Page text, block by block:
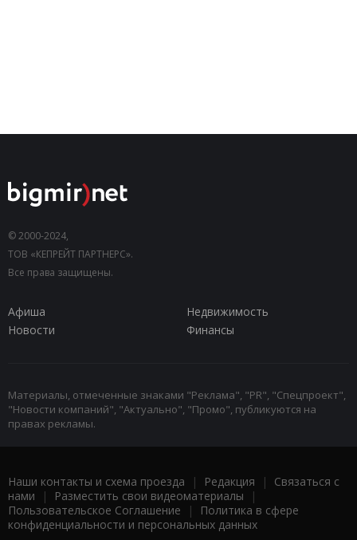
© 2000-2024,
ТОВ «КЕПРЕЙТ ПАРТНЕРС».
Все права защищены.
Афиша
Недвижимость
Новости
Финансы
Материалы, отмеченные знаками "Реклама", "PR", "Спецпроект",
"Новости компаний", "Актуально", "Промо", публикуются на
правах рекламы.
Наши контакты и схема проезда | Редакция | Связаться с
нами | Разместить свои видеоматериалы |
Пользовательское Соглашение |
Политика в сфере
конфиденциальности и персональных данных